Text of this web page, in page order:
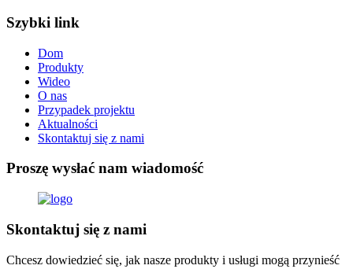
Szybki link
Dom
Produkty
Wideo
O nas
Przypadek projektu
Aktualności
Skontaktuj się z nami
Proszę wysłać nam wiadomość
Skontaktuj się z nami
Chcesz dowiedzieć się, jak nasze produkty i usługi mogą przynieść